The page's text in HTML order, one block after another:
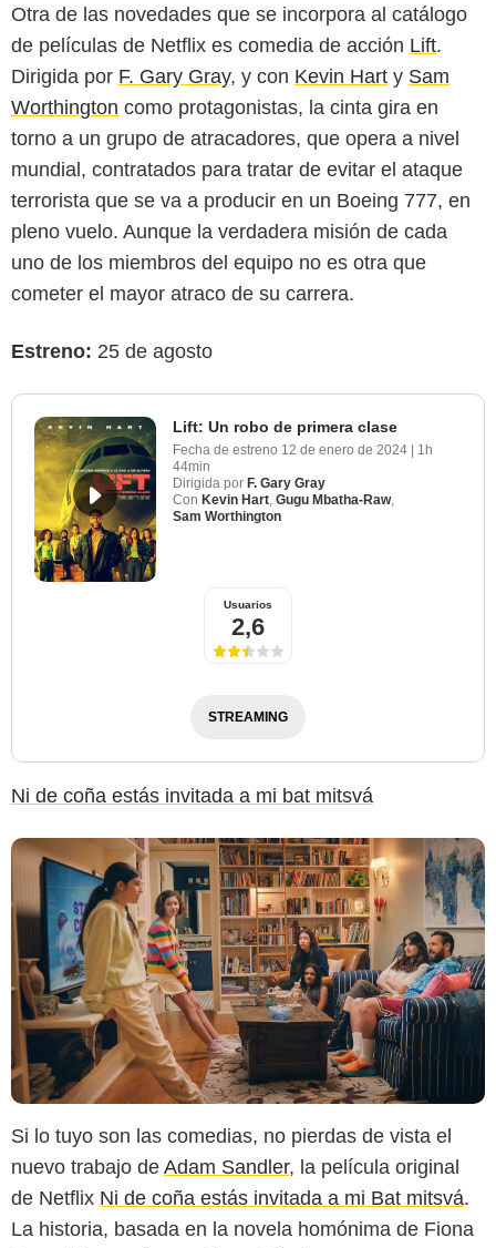
Otra de las novedades que se incorpora al catálogo
de películas de Netflix es comedia de acción Lift.
Dirigida por F. Gary Gray, y con Kevin Hart y Sam
Worthington como protagonistas, la cinta gira en
torno a un grupo de atracadores, que opera a nivel
mundial, contratados para tratar de evitar el ataque
terrorista que se va a producir en un Boeing 777, en
pleno vuelo. Aunque la verdadera misión de cada
uno de los miembros del equipo no es otra que
cometer el mayor atraco de su carrera.
Estreno: 25 de agosto
Lift: Un robo de primera clase
Fecha de estreno 12 de enero de 2024 | 1h
44min
Dirigida por F. Gary Gray
Con Kevin Hart Gugu Mbatha-Raw,
Sam Worthington
Usuarios
2,6
STREAMING
Ni de coña estás invitada a mi bat mitsvá
Si lo tuyo son las comedias, no pierdas de vista el
nuevo trabajo de Adam Sandler, la película original
de Netflix Ni de coña estás invitada a mi Bat mitsvá.
La historia, basada en la novela homónima de Fiona